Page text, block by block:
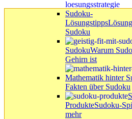
Sudoku-
Lösungstipps
Sudoku
SudokuWarum
Gehirn ist
Mathematik hinter
Fakten über Sudoku
ProdukteSudoku-
mehr